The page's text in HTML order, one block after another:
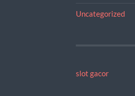
Uncategorized
slot gacor